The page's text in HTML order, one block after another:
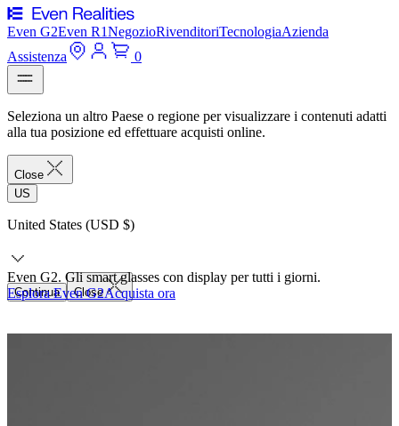
Even G2Even R1NegozioRivenditoriTecnologiaAzienda
Assistenza
0
Seleziona un altro Paese o regione per visualizzare i contenuti adatti
alla tua posizione ed effettuare acquisti online.
Close
US
United States (USD $)
Continua Close
Even G2. Gli smart glasses con display per tutti i giorni.
Esplora Even G2Acquista ora